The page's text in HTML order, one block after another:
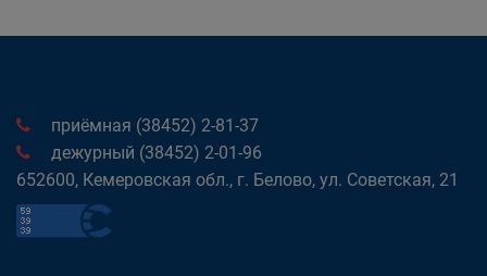
приёмная (38452) 2-81-37
дежурный (38452) 2-01-96
652600, Кемеровская обл., г. Белово, ул. Советская, 21